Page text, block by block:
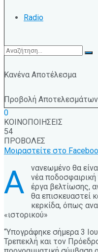
Radio
Κανένα Αποτέλεσμα
Προβολή Αποτελεσμάτων
0
ΚΟΙΝΟΠΟΙΗΣΕΙΣ
54
ΠΡΟΒΟΛΕΣ
Μοιραστείτε στο
Α
νανεωμένο θα
νέα
έργα βελτίωσης,
θα επισκευαστεί
κερκίδα, όπως
«ιστορικού»
“Υπογράφηκε σήμερα 3
Τρεπεκλή και τον